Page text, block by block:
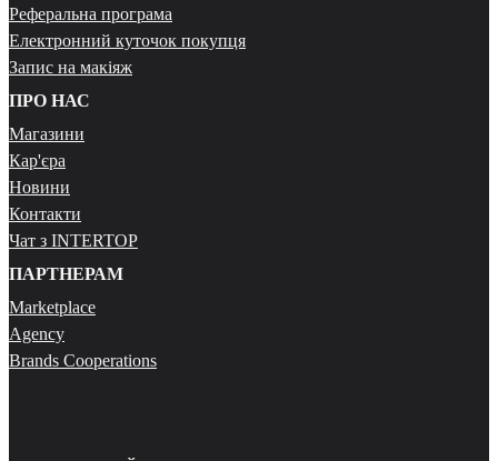
Реферальна програма
Електронний куточок покупця
Запис на макіяж
ПРО НАС
Магазини
Кар'єра
Новини
Контакти
Чат з INTERTOP
ПАРТНЕРАМ
Marketplace
Agency
Brands Cooperations